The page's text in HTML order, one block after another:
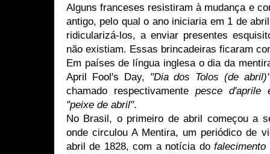
Alguns franceses resistiram à mudança e
antigo, pelo qual o ano iniciaria em 1 de
ridicularizá-los, a enviar presentes
não existiam. Essas brincadeiras ficaram
Em países de língua inglesa o dia da
April Fool's Day, "Dia dos Tolos (de
chamado respectivamente pesce d'aprile
"peixe de abril".
No Brasil, o primeiro de abril começou a
onde circulou A Mentira, um periódico de
abril de 1828, com a notícia dofalecimento